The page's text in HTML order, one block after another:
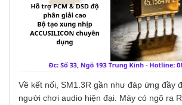
Về kết nối, SM1.3R gần như đáp ứng đầy
người chơi audio hiện đại. Máy có ngõ ra